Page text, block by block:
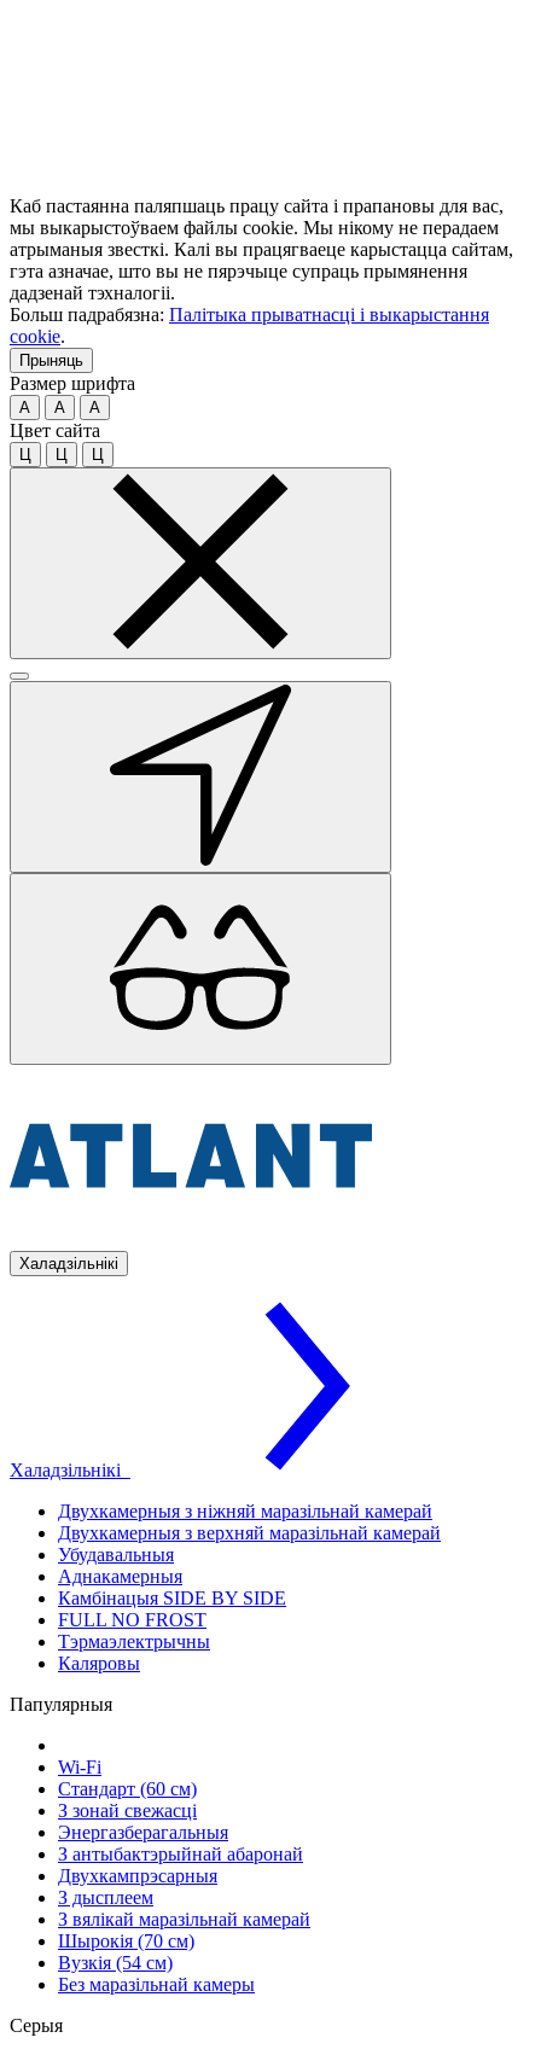
Каб пастаянна паляпшаць працу сайта і прапановы для вас,
мы выкарыстоўваем файлы cookie. Мы нікому не перадаем
атрыманыя звесткі. Калі вы працягваеце карыстацца сайтам,
гэта азначае, што вы не пярэчыце супраць прымянення
дадзенай тэхналогіі.
Больш падрабязна: Палітыка прыватнасці і выкарыстання
cookie.
Прыняць
Размер шрифта
A A A
Цвет сайта
Ц Ц Ц
Халадзільнікі
Халадзільнікі
Двухкамерныя з ніжняй маразільнай камерай
Двухкамерныя з верхняй маразільнай камерай
Убудавальныя
Аднакамерныя
Камбінацыя SIDE BY SIDE
FULL NO FROST
Тэрмаэлектрычны
Каляровы
Папулярныя
Wi-Fi
Стандарт (60 см)
З зонай свежасці
Энергазберагальныя
З антыбактэрыйнай абаронай
Двухкампрэсарныя
З дысплеем
З вялікай маразільнай камерай
Шырокія (70 см)
Вузкія (54 см)
Без маразільнай камеры
Серыя